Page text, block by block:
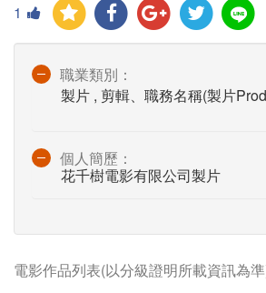
1
職業類別：
製片 , 剪輯、職務名稱(製片
個人簡歷：
花千樹電影有限公司製片
電影作品列表(以分級證明所載資訊為準